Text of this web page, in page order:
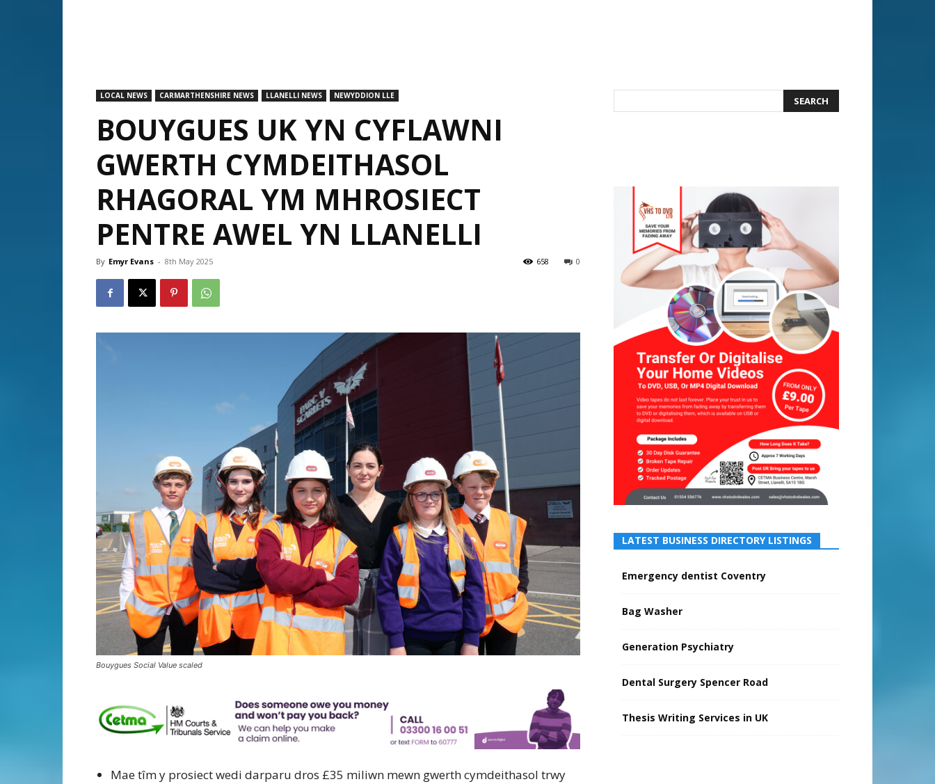
LOCAL NEWS CARMARTHENSHIRE NEWS LLANELLI NEWS NEWYDDION LLE
BOUYGUES UK YN CYFLAWNI
GWERTH CYMDEITHASOL
RHAGORAL YM MHROSIECT
PENTRE AWEL YN LLANELLI
By Emyr Evans - 8th May 2025 0
658
Bouygues Social Value scaled
Mae tîm y prosiect wedi darparu dros £35 miliwn mewn gwerth cymdeithasol trwy
LATEST BUSINESS DIRECTORY LISTINGS
Emergency dentist Coventry
Bag Washer
Generation Psychiatry
Dental Surgery Spencer Road
Thesis Writing Services in UK